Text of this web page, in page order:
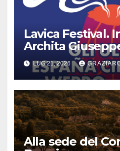
Lavica Festival.
Archita
LUG 21, 2026
Alla sede del